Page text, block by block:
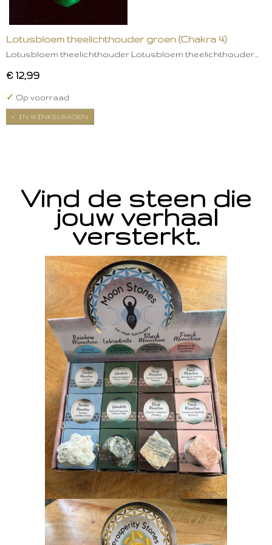
Lotusbloem theelichthouder groen (Chakra 4)
Lotusbloem theelichthouder Lotusbloem theelichthouder…
€ 12,99
✓ Op voorraad
IN WINKELWAGEN
Vind de steen die
jouw verhaal
versterkt.